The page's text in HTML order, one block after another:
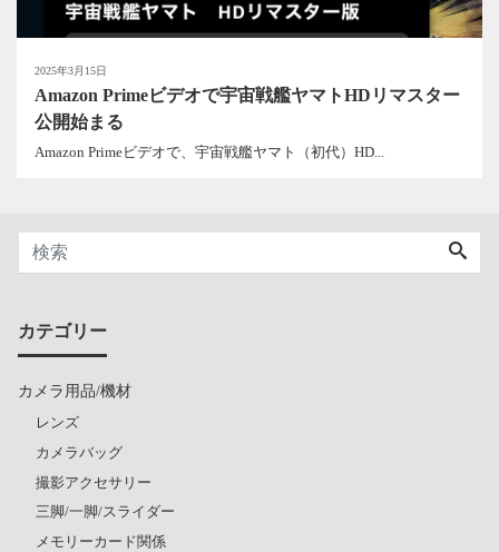
2025年3月15日
Amazon Primeビデオで宇宙戦艦ヤマトHDリマスター
公開始まる
Amazon Primeビデオで、宇宙戦艦ヤマト（初代）HD...
カテゴリー
カメラ用品/機材
レンズ
カメラバッグ
撮影アクセサリー
三脚/一脚/スライダー
メモリーカード関係